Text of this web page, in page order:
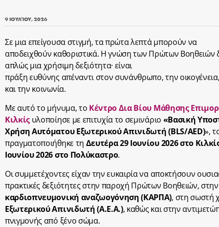
9 ΙΟΥΛΊΟΥ, 2026
Σε μια επείγουσα στιγμή, τα πρώτα λεπτά μπορούν να
αποδειχθούν καθοριστικά. Η γνώση των Πρώτων Βοηθειών
απλώς μια χρήσιμη δεξιότητα· είναι
πράξη ευθύνης απέναντι στον συνάνθρωπο, την
και την κοινωνία.
Με αυτό το μήνυμα, το Κέντρο Δια Βίου Μάθησης
Κιλκίς υλοποίησε με επιτυχία το σεμινάριο «Βασική
Χρήση Αυτόματου Εξωτερικού Απινιδωτή (BLS/AED)»,
πραγματοποιήθηκε τη Δευτέρα 29 Ιουνίου 2026 στο
Ιουνίου 2026 στο Πολύκαστρο.
Οι συμμετέχοντες είχαν την ευκαιρία να αποκτήσουν
πρακτικές δεξιότητες στην παροχή Πρώτων Βοηθειών, στην
καρδιοπνευμονική αναζωογόνηση (ΚΑΡΠΑ), στη σωστή
Εξωτερικού Απινιδωτή (Α.Ε.Α.), καθώς και στην
πνιγμονής από ξένο σώμα.